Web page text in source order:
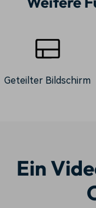
Geteilter Bildschirm
Ein